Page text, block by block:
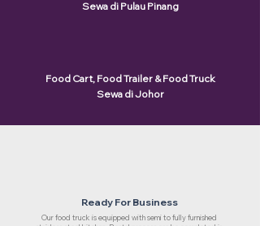
Sewa di Pulau Pinang
Food Cart, Food Trailer & Food Truck
Sewa di Johor
Ready For Business
Our food truck is equipped with semi to fully furnished